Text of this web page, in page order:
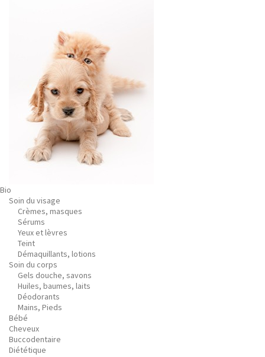
Bio
Soin du visage
Crèmes, masques
Sérums
Yeux et lèvres
Teint
Démaquillants, lotions
Soin du corps
Gels douche, savons
Huiles, baumes, laits
Déodorants
Mains, Pieds
Bébé
Cheveux
Buccodentaire
Diététique